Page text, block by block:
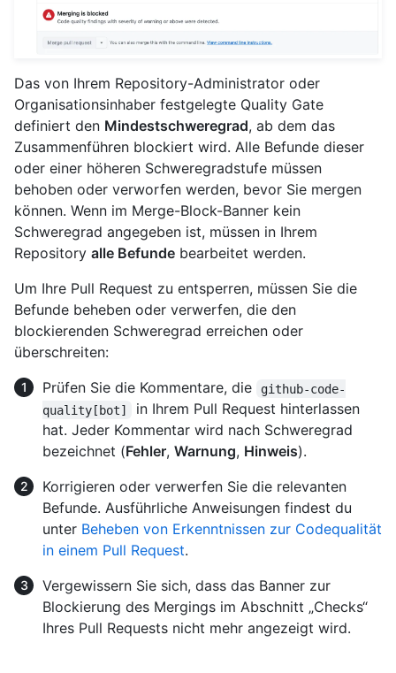
Das von Ihrem Repository-Administrator oder
Organisationsinhaber festgelegte Quality Gate
definiert den Mindestschweregrad, ab dem das
Zusammenführen blockiert wird. Alle Befunde dieser
oder einer höheren Schweregradstufe müssen
behoben oder verworfen werden, bevor Sie mergen
können. Wenn im Merge-Block-Banner kein
Schweregrad angegeben ist, müssen in Ihrem
Repository alle Befunde bearbeitet werden.
Um Ihre Pull Request zu entsperren, müssen Sie die
Befunde beheben oder verwerfen, die den
blockierenden Schweregrad erreichen oder
überschreiten:
Prüfen Sie die Kommentare, die
github-code-
quality[bot]
in Ihrem Pull Request hinterlassen
hat. Jeder Kommentar wird nach Schweregrad
bezeichnet (Fehler, Warnung, Hinweis).
Korrigieren oder verwerfen Sie die relevanten
Befunde. Ausführliche Anweisungen findest du
unter Beheben von Erkenntnissen zur Codequalität
in einem Pull Request.
Vergewissern Sie sich, dass das Banner zur
Blockierung des Mergings im Abschnitt „Checks“
Ihres Pull Requests nicht mehr angezeigt wird.